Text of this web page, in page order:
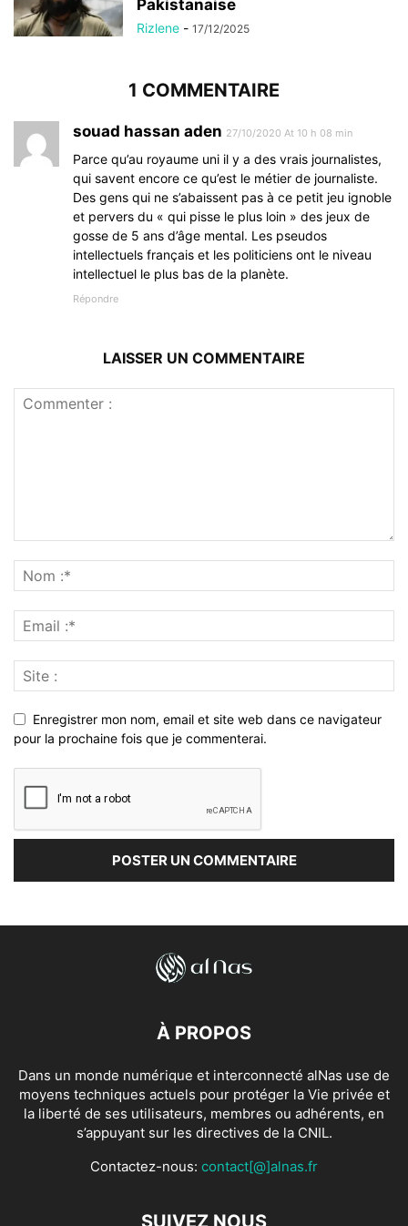
Pakistanaise
Rizlene - 17/12/2025
1 COMMENTAIRE
souad hassan aden 27/10/2020 At 10 h 08 min
Parce qu’au royaume uni il y a des vrais journalistes,
qui savent encore ce qu’est le métier de journaliste.
Des gens qui ne s’abaissent pas à ce petit jeu ignoble
et pervers du « qui pisse le plus loin » des jeux de
gosse de 5 ans d’âge mental. Les pseudos
intellectuels français et les politiciens ont le niveau
intellectuel le plus bas de la planète.
Répondre
LAISSER UN COMMENTAIRE
Enregistrer mon nom, email et site web dans ce navigateur
pour la prochaine fois que je commenterai.
À PROPOS
Dans un monde numérique et interconnecté alNas use de
moyens techniques actuels pour protéger la Vie privée et
la liberté de ses utilisateurs, membres ou adhérents, en
s’appuyant sur les directives de la CNIL.
Contactez-nous: contact[@]alnas.fr